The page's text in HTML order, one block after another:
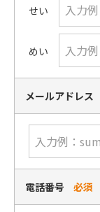
せい
めい
メールアドレス
電話番号 必須